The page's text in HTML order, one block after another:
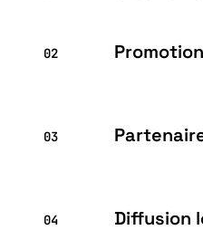
02
03
04 Diffusion